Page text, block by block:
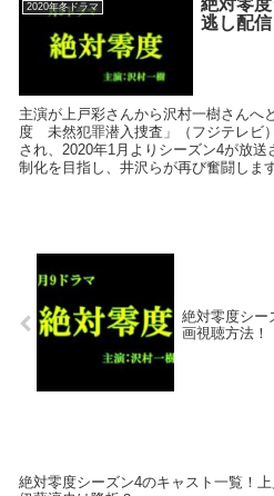
2020年冬ドラマ
逃し配
主演が上戸彩さんから沢村一樹さんへ
度 未然犯罪潜入捜査」（フジテレビ
され、2020年1月よりシーズン4が放
制化を目指し、井沢らが再び奮闘しま
絶対零度シー
画視聴方法！
絶対零度シーズン4のキャスト一覧！